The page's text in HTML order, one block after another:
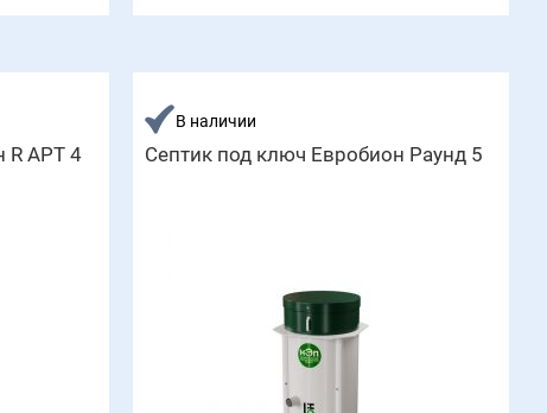
R АРТ 4
В наличии
Септик под ключ Евробион Раунд 5